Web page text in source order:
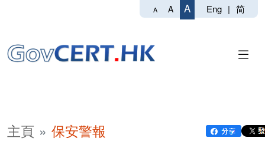
A A A Eng | 简
主頁 保安警報